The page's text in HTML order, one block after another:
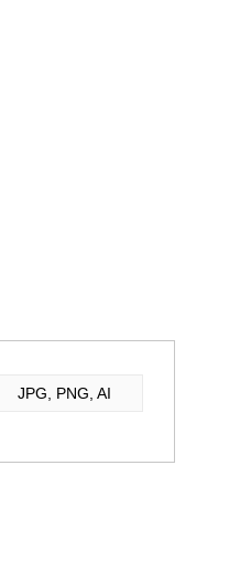
JPG, PNG, AI